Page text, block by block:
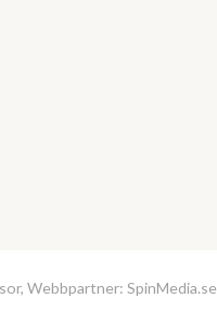
Webbpartner: SpinMedia.se